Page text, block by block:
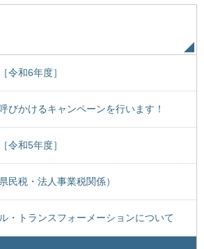
令和6年度］
びかけるキャンペーンを行います！
令和5年度］
民税・法人事業税関係）
・トランスフォーメーションについて